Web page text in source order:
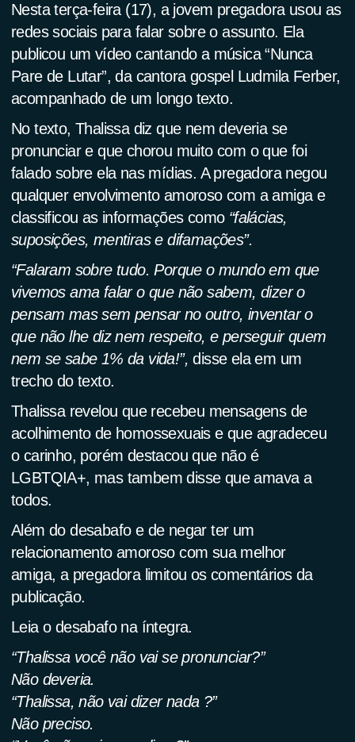
Nesta terça-feira (17), a jovem pregadora usou as
redes sociais para falar sobre o assunto. Ela
publicou um vídeo cantando a música “Nunca
Pare de Lutar”, da cantora gospel Ludmila Ferber,
acompanhado de um longo texto.
No texto, Thalissa diz que nem deveria se
pronunciar e que chorou muito com o que foi
falado sobre ela nas mídias. A pregadora negou
qualquer envolvimento amoroso com a amiga e
classificou as informações como“falácias,
suposições, mentiras e difamações”.
“Falaram sobre tudo. Porque o mundo em que
vivemos ama falar o que não sabem, dizer o
pensam mas sem pensar no outro, inventar o
que não lhe diz nem respeito, e perseguir quem
nem se sabe 1% da vida!”, disse ela em um
trecho do texto.
Thalissa revelou que recebeu mensagens de
acolhimento de homossexuais e que agradeceu
o carinho, porém destacou que não é
LGBTQIA+, mas tambem disse que amava a
todos.
Além do desabafo e de negar ter um
relacionamento amoroso com sua melhor
amiga, a pregadora limitou os comentários da
publicação.
Leia o desabafo na íntegra.
“Thalissa você não vai se pronunciar?”
Não deveria.
“Thalissa, não vai dizer nada ?”
Não preciso.